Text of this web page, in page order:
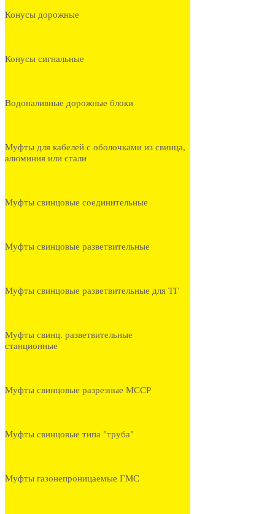
Конусы дорожные
Конусы сигнальные
Водоналивные дорожные блоки
Муфты для кабелей с оболочками из свинца,
алюминия или стали
Муфты свинцовые соединительные
Муфты свинцовые разветвительные
Муфты свинцовые разветвительные для ТГ
Муфты свинц. разветвительные
станционные
Муфты свинцовые разрезные МССР
Муфты свинцовые типа "труба"
Муфты газонепроницаемые ГМС